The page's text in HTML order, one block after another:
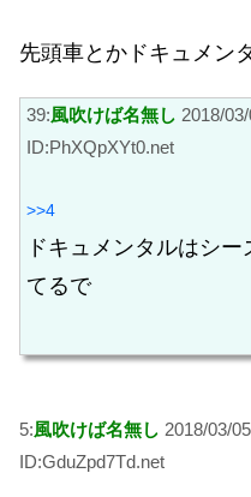
先頭車とかドキュメン
39:風吹けば名無し 2018/
ID:PhXQpXYt0.net
>>4
ドキュメンタルはシ
てるで
5:風吹けば名無し 2018/03/
ID:GduZpd7Td.net